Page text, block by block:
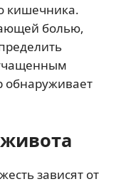
кишечника.
болью,
обнаруживает
зависят от